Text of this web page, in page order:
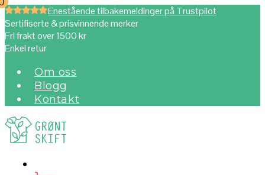
Enestående tilbakemeldinger på Trustpilot
Sertifiserte & prisvinnende merker
Fri frakt over 1500 kr
Enkel retur
Om oss
Blogg
Kontakt